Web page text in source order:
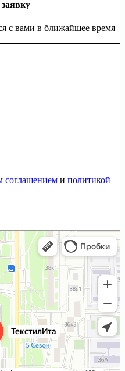
с вами в ближайшее время
соглашением и политикой